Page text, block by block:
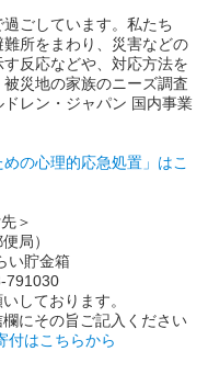
過ごしています。私たち
所をまわり、災害などの
反応などや、対応方法を
災地の家族のニーズ調査
レン・ジャパン 国内事業
の心理的応急処置」はこ
＞
局）
い貯金箱
791030
しております。
にその旨ご記入ください
付はこちらから